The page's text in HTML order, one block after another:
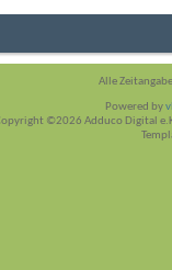
Alle
Powered by
©2026 Adduco Digital